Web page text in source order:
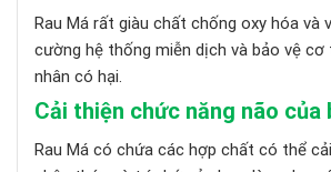
Rau Má rất giàu chất chống oxy hóa và
cường hệ thống miễn dịch và bảo vệ
nhân có hại.
Cải thiện chức năng não của
Rau Má có chứa các hợp chất có thể